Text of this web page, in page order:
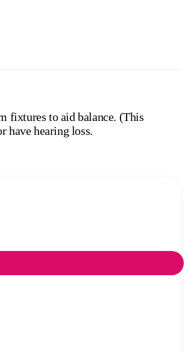
fixtures to aid balance. (This
have hearing loss.